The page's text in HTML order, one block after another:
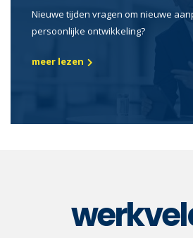
Nieuwe tijden vragen om nieuwe
persoonlijke ontwikkeling?
meer lezen